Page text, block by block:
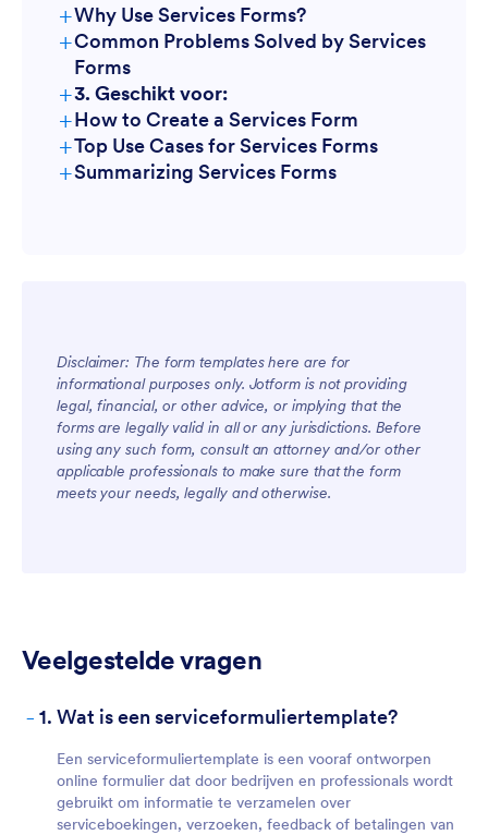
+Why Use Services Forms?
+Common Problems Solved by Services
Forms
+3. Geschikt voor:
+How to Create a Services Form
+Top Use Cases for Services Forms
For Managers
For Teams
For Customers
+Summarizing Services Forms
Disclaimer: The form templates here are for
informational purposes only. Jotform is not providing
legal, financial, or other advice, or implying that the
forms are legally valid in all or any jurisdictions. Before
using any such form, consult an attorney and/or other
applicable professionals to make sure that the form
meets your needs, legally and otherwise.
Veelgestelde vragen
- 1. Wat is een serviceformuliertemplate?
Een serviceformuliertemplate is een vooraf ontworpen
online formulier dat door bedrijven en professionals wordt
gebruikt om informatie te verzamelen over
serviceboekingen, verzoeken, feedback of betalingen van